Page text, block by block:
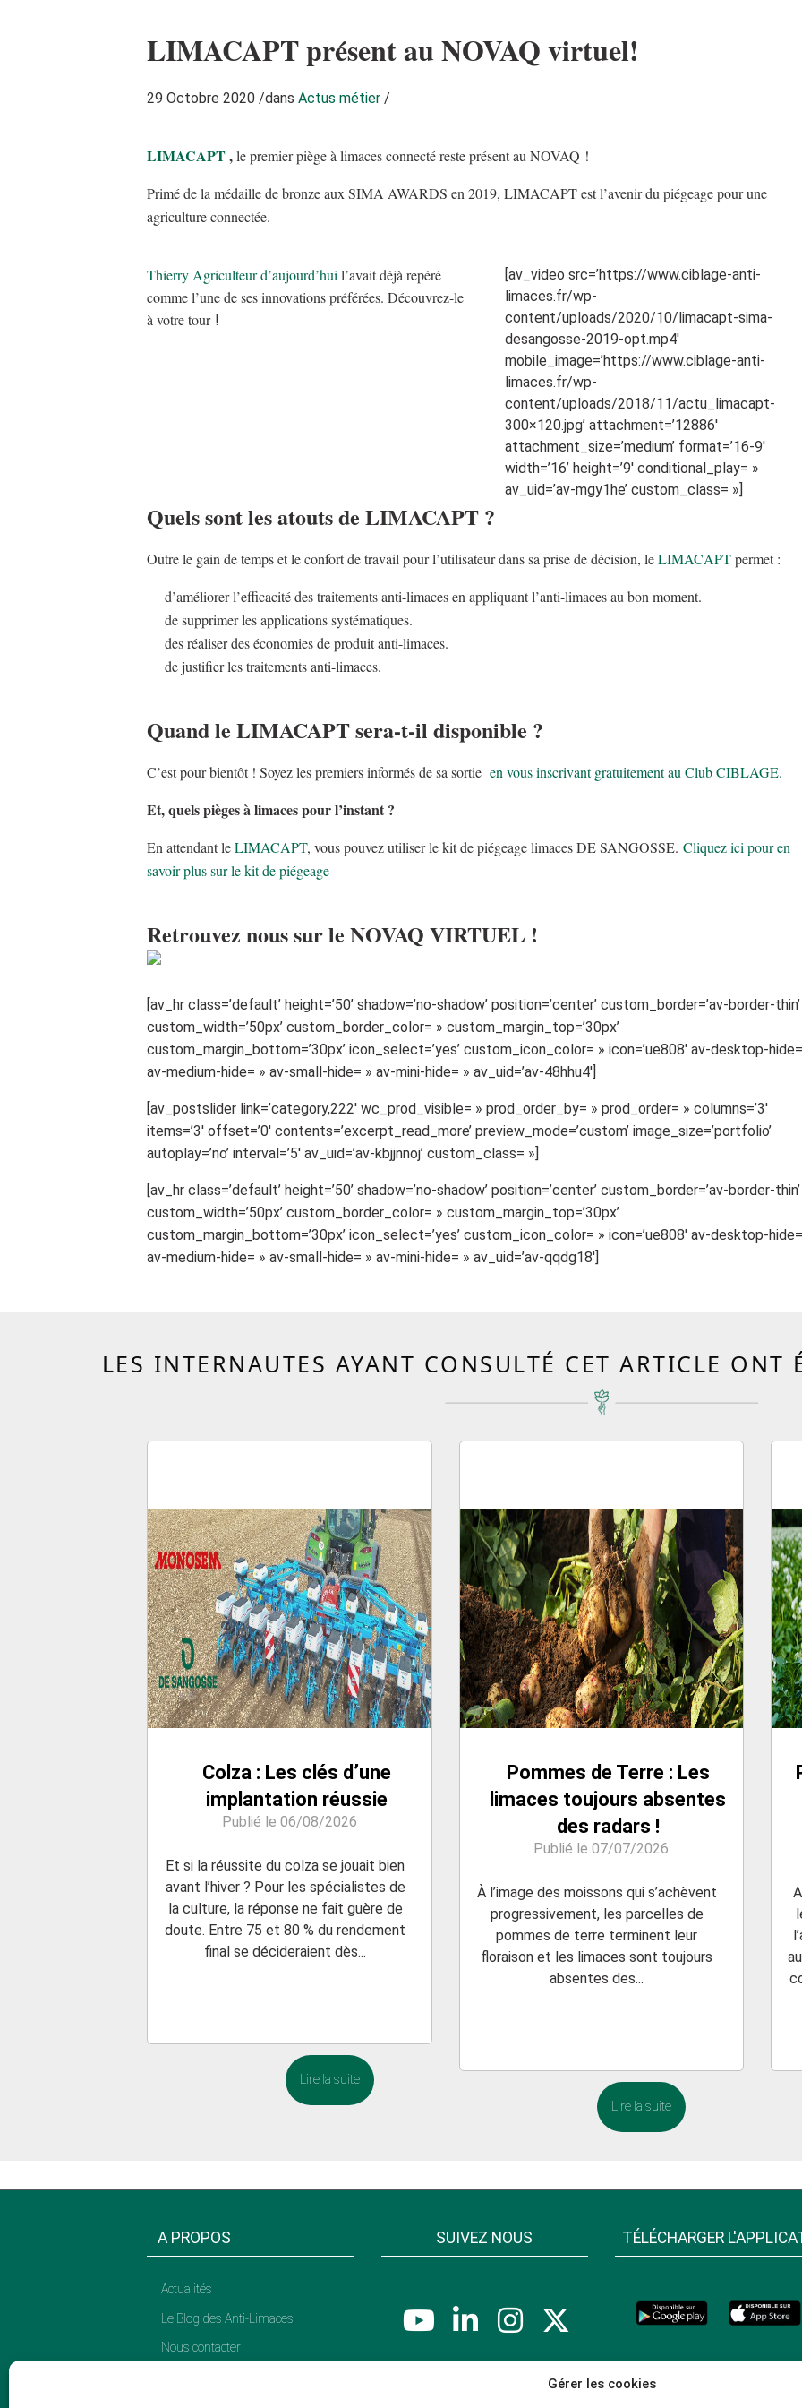
Gérer les cookies
LIMACAPT présent au NOVAQ virtuel!
29 Octobre 2020/dansActus métier/
LIMACAPT,le premier piège à limaces connecté reste présent au NOVAQ !
Primé de la médaille de bronze aux SIMA AWARDS en 2019, LIMACAPT est l’avenir du piégeage pour une
agriculture connectée.
Thierry Agriculteur d’aujourd’huil’avait déjà repéré
comme l’une de ses innovations préférées. Découvrez-le
à votre tour !
[av_video src=’https://www.ciblage-anti-
limaces.fr/wp-
content/uploads/2020/10/limacapt-sima-
desangosse-2019-opt.mp4′
mobile_image=’https://www.ciblage-anti-
limaces.fr/wp-
content/uploads/2018/11/actu_limacapt-
300×120.jpg’ attachment=’12886′
attachment_size=’medium’ format=’16-9′
width=’16’ height=’9′ conditional_play= »
av_uid=’av-mgy1he’ custom_class= »]
Quels sont les atouts deLIMACAPT ?
Outre le gain de temps et le confort de travail pour l’utilisateur dans sa prise de décision, leLIMACAPTpermet :
d’améliorer l’efficacité des traitements anti-limaces en appliquant l’anti-limaces au bon moment.
de supprimer les applications systématiques.
des réaliser des économies de produit anti-limaces.
de justifier les traitements anti-limaces.
Quand leLIMACAPTsera-t-il disponible ?
C’est pour bientôt ! Soyez les premiers informés de sa sortieen vous inscrivant gratuitement au Club CIBLAGE.
Et, quels pièges à limaces pour l’instant ?
En attendant leLIMACAPT, vous pouvez utiliser le kit de piégeage limaces DE SANGOSSE.Cliquez ici pour en
savoir plus sur le kit de piégeage
Retrouvez nous sur le NOVAQ VIRTUEL !
[av_hr class=’default’ height=’50’ shadow=’no-shadow’ position=’center’ custom_border=’av-border-thin’
custom_width=’50px’ custom_border_color= » custom_margin_top=’30px’
custom_margin_bottom=’30px’ icon_select=’yes’ custom_icon_color= » icon=’ue808′ av-desktop-
av-medium-hide= » av-small-hide= » av-mini-hide= » av_uid=’av-48hhu4′]
[av_postslider link=’category,222′ wc_prod_visible= » prod_order_by= » prod_order= » columns=’3′
items=’3′ offset=’0′ contents=’excerpt_read_more’ preview_mode=’custom’ image_size=’portfolio’
autoplay=’no’ interval=’5′ av_uid=’av-kbjjnnoj’ custom_class= »]
[av_hr class=’default’ height=’50’ shadow=’no-shadow’ position=’center’ custom_border=’av-border-thin’
custom_width=’50px’ custom_border_color= » custom_margin_top=’30px’
custom_margin_bottom=’30px’ icon_select=’yes’ custom_icon_color= » icon=’ue808′ av-desktop-
av-medium-hide= » av-small-hide= » av-mini-hide= » av_uid=’av-qqdg18′]
LES INTERNAUTES AYANT CONSULTÉ CET ARTICLE ONT
Colza : Les clés d’une
implantation réussie
Publié le 06/08/2026
Et si la réussite du colza se jouait bien
avant l’hiver ? Pour les spécialistes de
la culture, la réponse ne fait guère de
doute. Entre 75 et 80 % du rendement
final se décideraient dès...
Lire la suite
Pommes de Terre : Les
limaces toujours absentes
des radars !
Publié le 07/07/2026
À l’image des moissons qui s’achèvent
progressivement, les parcelles de
pommes de terre terminent leur
floraison et les limaces sont toujours
absentes des...
Lire la suite
A PROPOS
Actualités
Le Blog des Anti-Limaces
Nous contacter
SUIVEZ NOUS TÉLÉCHARGER